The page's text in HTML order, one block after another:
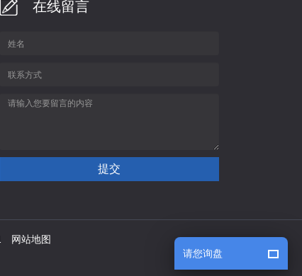
在线留言
网站地图
请您询盘